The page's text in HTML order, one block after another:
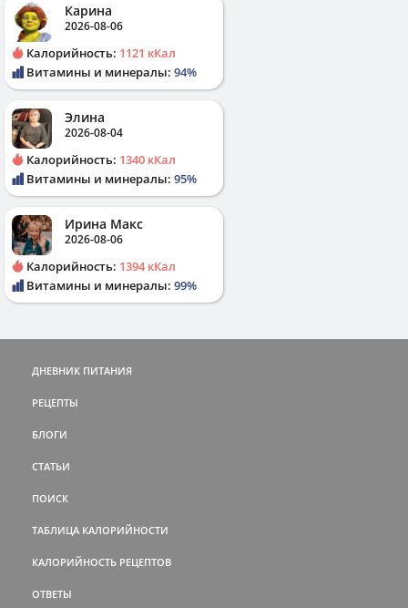
Карина
2026-08-06
Калорийность: 1121 кКал
Витамины и минералы: 94%
Элина
2026-08-04
Калорийность: 1340 кКал
Витамины и минералы: 95%
Ирина Макс
2026-08-06
Калорийность: 1394 кКал
Витамины и минералы: 99%
ДНЕВНИК ПИТАНИЯ
РЕЦЕПТЫ
БЛОГИ
СТАТЬИ
ПОИСК
ТАБЛИЦА КАЛОРИЙНОСТИ
КАЛОРИЙНОСТЬ РЕЦЕПТОВ
ОТВЕТЫ